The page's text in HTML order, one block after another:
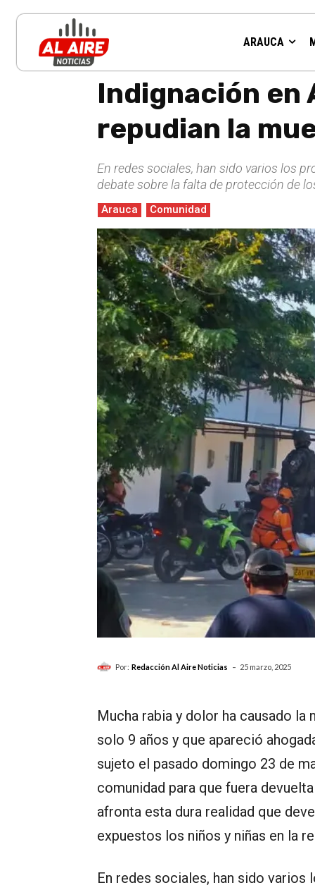
ARAUCA
Inicio
Indignación en
repudian la
En redes sociales, han sido varios los
debate sobre la falta de protección de
Arauca Comunidad
Por: Redacción Al Aire Noticias - 25 marzo, 2025
Mucha rabia y dolor ha causado la
solo 9 años y que apareció
sujeto el pasado domingo 23 de
comunidad para que fuera
afronta esta dura realidad que
expuestos los niños y niñas en la
En redes sociales, han sido